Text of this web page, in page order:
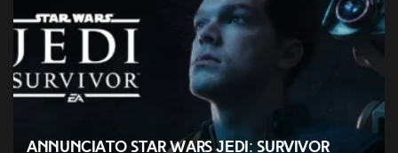
Annunciato Star Wars Jedi: Survivor